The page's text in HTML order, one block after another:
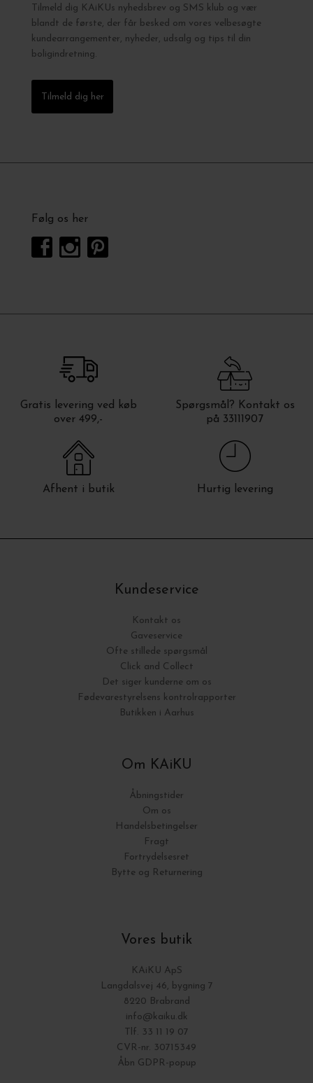
Tilmeld dig KAiKUs nyhedsbrev og SMS klub og vær
blandt de første, der får besked om vores velbesøgte
kundearrangementer, nyheder, udsalg og tips til din
boligindretning.
Tilmeld dig her
Følg os her
Gratis levering ved køb
over 499,-
Spørgsmål? Kontakt os
på 33111907
Afhent i butik Hurtig levering
Kundeservice
Kontakt os
Gaveservice
Ofte stillede spørgsmål
Click and Collect
Det siger kunderne om os
Fødevarestyrelsens kontrolrapporter
Butikken i Aarhus
Om KAiKU
Åbningstider
Om os
Handelsbetingelser
Fragt
Fortrydelsesret
Bytte og Returnering
Vores butik
KAiKU ApS
Langdalsvej 46, bygning 7
8220 Brabrand
info@kaiku.dk
Tlf. 33 11 19 07
CVR-nr. 30715349
Åbn GDPR-popup